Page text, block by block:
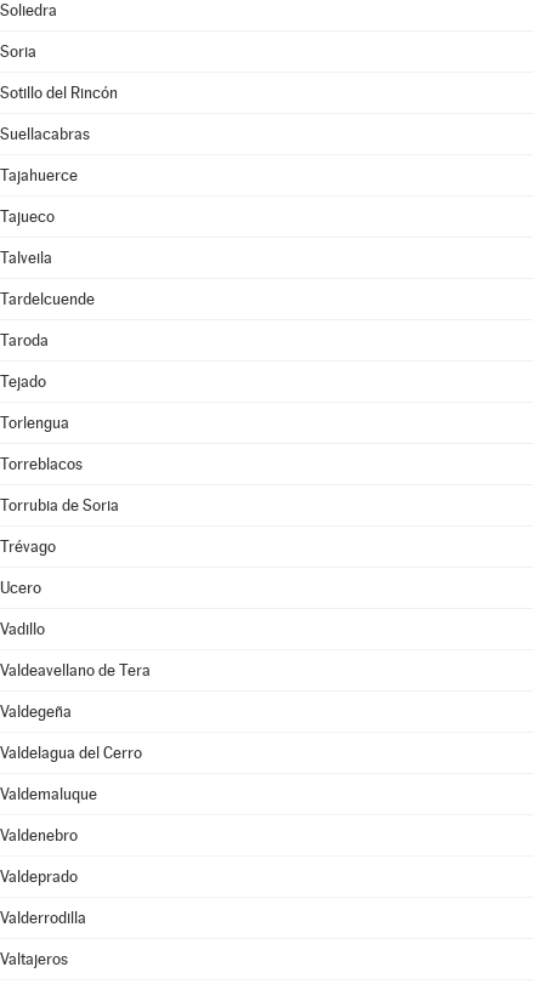
Soliedra
Soria
Sotillo del Rincón
Suellacabras
Tajahuerce
Tajueco
Talveila
Tardelcuende
Taroda
Tejado
Torlengua
Torreblacos
Torrubia de Soria
Trévago
Ucero
Vadillo
Valdeavellano de Tera
Valdegeña
Valdelagua del Cerro
Valdemaluque
Valdenebro
Valdeprado
Valderrodilla
Valtajeros